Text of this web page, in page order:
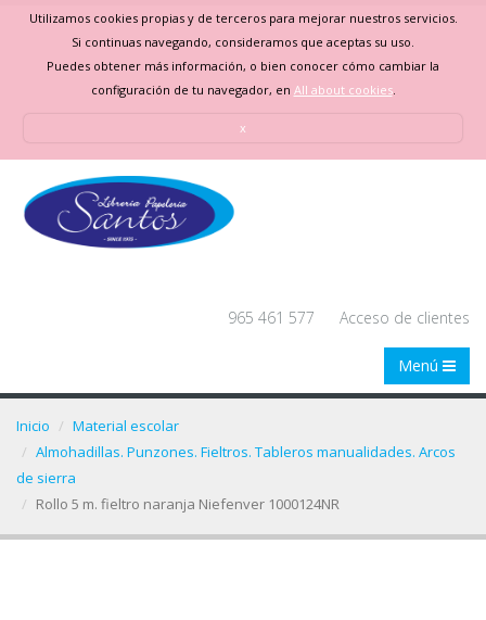
Utilizamos cookies propias y de terceros para mejorar nuestros servicios.
Si continuas navegando, consideramos que aceptas su uso.
Puedes obtener más información, o bien conocer cómo cambiar la
configuración de tu navegador, en All about cookies.
x
965 461 577 Acceso de clientes
Menú
Inicio
Material escolar
Almohadillas. Punzones. Fieltros. Tableros manualidades. Arcos
de sierra
Rollo 5 m. fieltro naranja Niefenver 1000124NR